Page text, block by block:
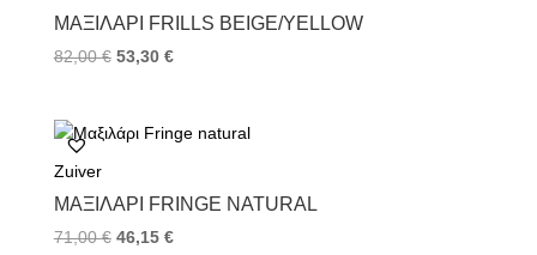
k
ΜΑΞΙΛΆΡΙ FRILLS BEIGE/YELLOW
82,00€ 53,30 €
Zuiver
ΜΑΞΙΛΆΡΙ FRINGE NATURAL
71,00€ 46,15 €